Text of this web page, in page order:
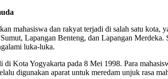
mahasiswa dan rakyat terjadi di salah satu
Lapangan Benteng, dan Lapangan
luka-luka.
di Kota Yogyakarta pada 8 Mei 1998. Para
digunakan aparat untuk meredam unjuk rasa